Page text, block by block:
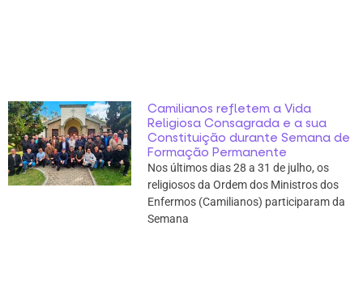
Camilianos refletem a Vida
Religiosa Consagrada e a sua
Constituição durante Semana de
Formação Permanente
Nos últimos dias 28 a 31 de julho, os
religiosos da Ordem dos Ministros dos
Enfermos (Camilianos) participaram da
Semana